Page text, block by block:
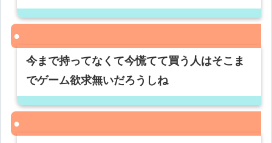
今まで持ってなくて今慌てて買う人はそこま
でゲーム欲求無いだろうしね